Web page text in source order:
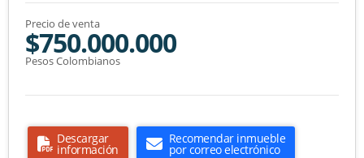
Precio de venta
$750.000.000
Pesos Colombianos
Descargar
información
Recomendar inmueble
por correo electrónico